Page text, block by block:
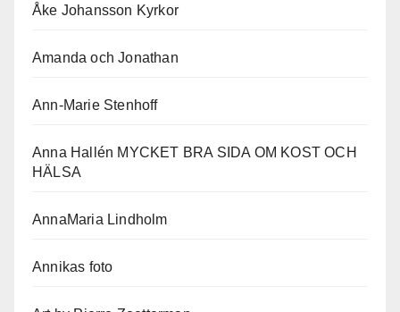
Åke Johansson Kyrkor
Amanda och Jonathan
Ann-Marie Stenhoff
Anna Hallén MYCKET BRA SIDA OM KOST OCH
HÄLSA
AnnaMaria Lindholm
Annikas foto